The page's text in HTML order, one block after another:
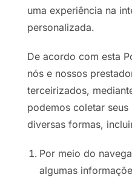
uma experiência na
personalizada.
De acordo com esta
nós e nossos
terceirizados,
podemos coletar seus
diversas formas,
Por meio do
algumas